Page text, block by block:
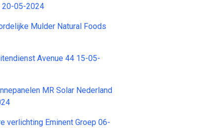
20-05-2024
Mulder Natural Foods
Avenue 44 15-05-
MR Solar Nederland
verlichting Eminent Groep 06-